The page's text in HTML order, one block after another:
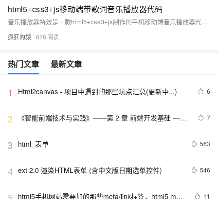
html5+css3+js移动端带歌词音乐播放器代码
音乐播放器特效是一款html5+css3+js制作的手机移动端音乐播放器代码，带歌词显示。包括支持单曲循环，歌词显示，歌曲搜索，音量控制，列表循环等功能。利用json获取音乐歌单和歌词，基于html5 audio属性手机音乐播放器代码。
疯狂的猿 628
热门文章 最新文章
1 Html2canvas - 项目中遇到的那些坑点汇总(更新中...) 6
2
《智能前端技术与实践》——第 2 章 前端开发基础 ——
7
3 html_表单 563
4 ext 2.0 渲染HTML表单 (含中文版日期选单控件) 546
5
html5手机网站需要加的那些meta/link标签，html5 meta
11